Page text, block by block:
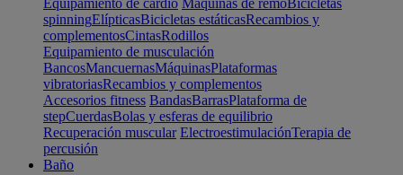
Equipamiento de cardio Máquinas de remoBicicletas
spinningElípticasBicicletas estáticasRecambios y
complementosCintasRodillos
Equipamiento de musculación
BancosMancuernasMáquinasPlataformas
vibratoriasRecambios y complementos
Accesorios fitness BandasBarrasPlataforma de
stepCuerdasBolas y esferas de equilibrio
Recuperación muscular ElectroestimulaciónTerapia de
percusión
Baño